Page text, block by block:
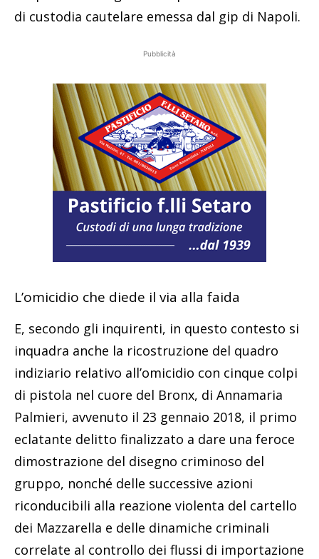
di custodia cautelare emessa dal gip di Napoli.
Pubblicità
L’omicidio che diede il via alla faida
E, secondo gli inquirenti, in questo contesto si
inquadra anche la ricostruzione del quadro
indiziario relativo all’omicidio con cinque colpi
di pistola nel cuore del Bronx, di Annamaria
Palmieri, avvenuto il 23 gennaio 2018, il primo
eclatante delitto finalizzato a dare una feroce
dimostrazione del disegno criminoso del
gruppo, nonché delle successive azioni
riconducibili alla reazione violenta del cartello
dei Mazzarella e delle dinamiche criminali
correlate al controllo dei flussi di importazione